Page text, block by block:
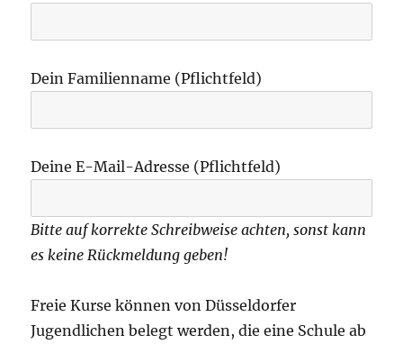
Dein Familienname (Pflichtfeld)
Deine E-Mail-Adresse (Pflichtfeld)
Bitte auf korrekte Schreibweise achten, sonst kann
es keine Rückmeldung geben!
Freie Kurse können von Düsseldorfer
Jugendlichen belegt werden, die eine Schule ab